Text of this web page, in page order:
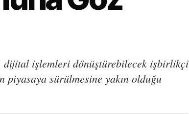
dijital işlemleri dönüştürebilecek işbirlikçi
piyasaya sürülmesine yakın olduğu